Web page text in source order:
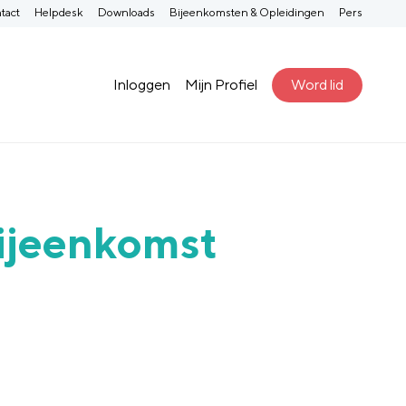
Inloggen Mijn Profiel Word lid
Helpdesk Downloads Bijeenkomsten & Opleidingen Pers